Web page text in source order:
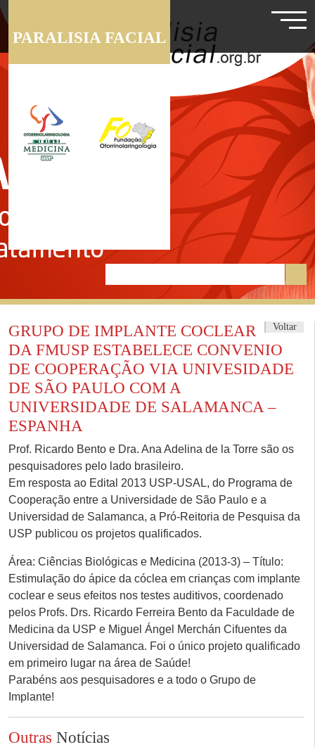
PARALISIA FACIAL
Voltar
GRUPO DE IMPLANTE COCLEAR
DA FMUSP ESTABELECE CONVENIO
DE COOPERAÇÃO VIA UNIVESIDADE
DE SÃO PAULO COM A
UNIVERSIDADE DE SALAMANCA –
ESPANHA
Prof. Ricardo Bento e Dra. Ana Adelina de la Torre são os
pesquisadores pelo lado brasileiro.
Em resposta ao Edital 2013 USP-USAL, do Programa de
Cooperação entre a Universidade de São Paulo e a
Universidad de Salamanca, a Pró-Reitoria de Pesquisa da
USP publicou os projetos qualificados.
Área: Ciências Biológicas e Medicina (2013-3) – Título:
Estimulação do ápice da cóclea em crianças com implante
coclear e seus efeitos nos testes auditivos, coordenado
pelos Profs. Drs. Ricardo Ferreira Bento da Faculdade de
Medicina da USP e Miguel Ángel Merchán Cifuentes da
Universidad de Salamanca. Foi o único projeto qualificado
em primeiro lugar na área de Saúde!
Parabéns aos pesquisadores e a todo o Grupo de
Implante!
Outras Notícias